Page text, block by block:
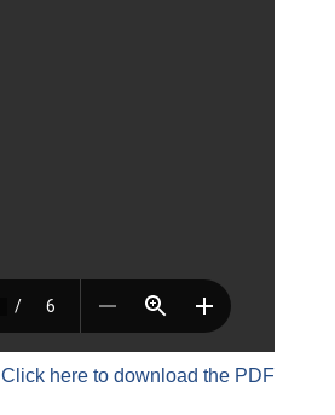
Click here to download the PDF